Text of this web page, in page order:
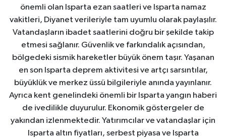
önemli olan Isparta ezan saatleri ve Isparta namaz
vakitleri, Diyanet verileriyle tam uyumlu olarak paylaşılır.
Vatandaşların ibadet saatlerini doğru bir şekilde takip
etmesi sağlanır. Güvenlik ve farkındalık açısından,
bölgedeki sismik hareketler büyük önem taşır. Yaşanan
en son Isparta deprem aktivitesi ve artçı sarsıntılar,
büyüklük ve merkez üssü bilgileriyle anında yayınlanır.
Ayrıca kent genelindeki önemli bir Isparta yangın haberi
de ivedilikle duyurulur. Ekonomik göstergeler de
yakından izlenmektedir. Yatırımcılar ve vatandaşlar için
Isparta altın fiyatları, serbest piyasa ve Isparta